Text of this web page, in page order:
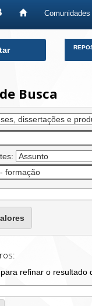
Busca
refinar o resultado